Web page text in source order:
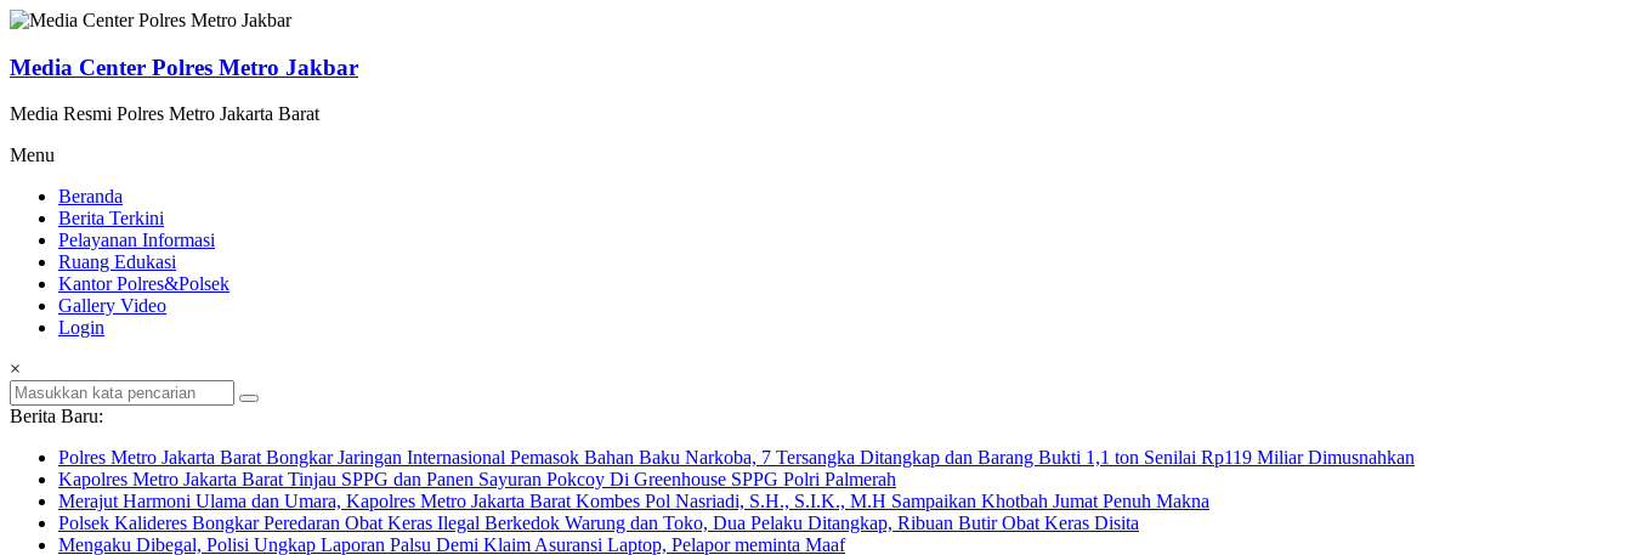
Lompat
konten
Media Center Polres Metro Jakbar
Media Resmi Polres Metro Jakarta Barat
Menu
Beranda
Berita Terkini
Pelayanan Informasi
Ruang Edukasi
Kantor Polres&Polsek
Gallery Video
Login
×
Berita Baru:
Polres Metro Jakarta Barat Bongkar Jaringan Internasional Pemasok Bahan Baku Narkoba, 7 Tersangka Ditangkap dan Barang Bukti 1,1 ton Senilai Rp119 Miliar Dimusnahkan
Kapolres Metro Jakarta Barat Tinjau SPPG dan Panen Sayuran Pokcoy Di Greenhouse SPPG Polri Palmerah
Merajut Harmoni Ulama dan Umara, Kapolres Metro Jakarta Barat Kombes Pol Nasriadi, S.H., S.I.K., M.H Sampaikan Khotbah Jumat Penuh Makna
Polsek Kalideres Bongkar Peredaran Obat Keras Ilegal Berkedok Warung dan Toko, Dua Pelaku Ditangkap, Ribuan Butir Obat Keras Disita
Mengaku Dibegal, Polisi Ungkap Laporan Palsu Demi Klaim Asuransi Laptop, Pelapor meminta Maaf